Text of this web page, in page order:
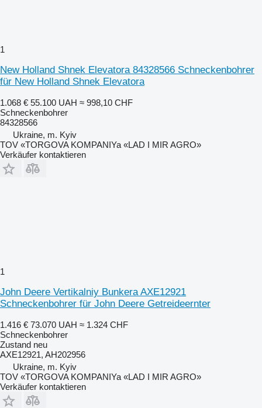
1
New Holland Shnek Elevatora 84328566 Schneckenbohrer
für New Holland Shnek Elevatora
1.068 € 55.100 UAH ≈ 998,10 CHF
Schneckenbohrer
84328566
Ukraine, m. Kyiv
TOV «TORGOVA KOMPANIYa «LAD I MIR AGRO»
Verkäufer kontaktieren
1
John Deere Vertikalniy Bunkera AXE12921
Schneckenbohrer für John Deere Getreideernter
1.416 € 73.070 UAH ≈ 1.324 CHF
Schneckenbohrer
Zustand neu
AXE12921, AH202956
Ukraine, m. Kyiv
TOV «TORGOVA KOMPANIYa «LAD I MIR AGRO»
Verkäufer kontaktieren